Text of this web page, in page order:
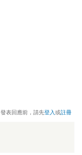
發表回應前，請先登入或註冊